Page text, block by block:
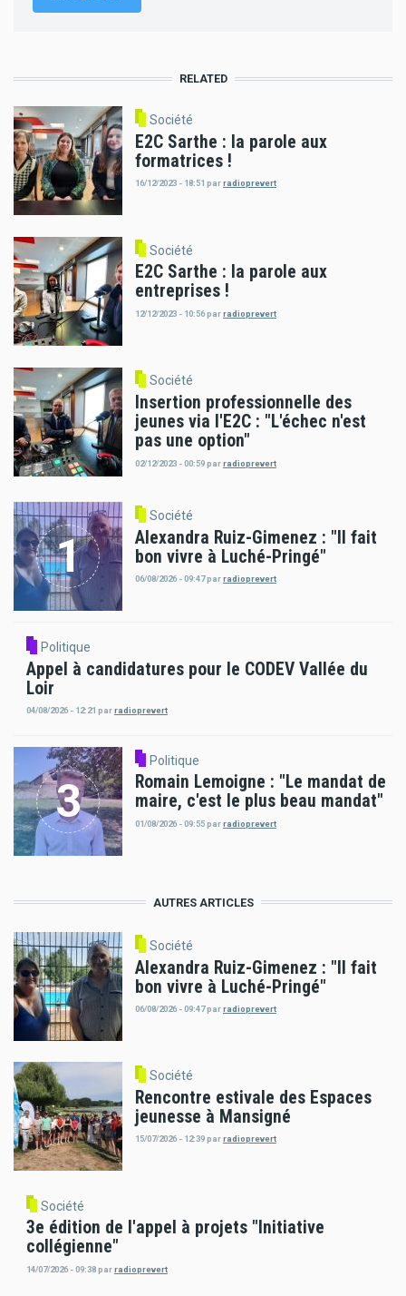
RELATED
Société
E2C Sarthe : la parole aux
formatrices !
16/12/2023 - 18:51 parradioprevert
Société
E2C Sarthe : la parole aux
entreprises !
12/12/2023 - 10:56parradioprevert
Société
Insertion professionnelle des
jeunes via l'E2C : "L'échec n'est
pas une option"
02/12/2023 - 00:59parradioprevert
Société
Alexandra Ruiz-Gimenez : "Il fait
bon vivre à Luché-Pringé"
06/08/2026 - 09:47parradioprevert
Politique
Appel à candidatures pour le CODEV Vallée du
Loir
04/08/2026 - 12:21 parradioprevert
Politique
Romain Lemoigne : "Le mandat de
maire, c'est le plus beau mandat"
01/08/2026 - 09:55parradioprevert
AUTRES ARTICLES
Société
Alexandra Ruiz-Gimenez : "Il fait
bon vivre à Luché-Pringé"
06/08/2026 - 09:47parradioprevert
Société
Rencontre estivale des Espaces
jeunesse à Mansigné
15/07/2026 - 12:39parradioprevert
Société
3e édition de l'appel à projets "Initiative
collégienne"
14/07/2026 - 09:38parradioprevert